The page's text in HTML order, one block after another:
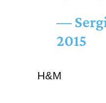
—
2015
H&M